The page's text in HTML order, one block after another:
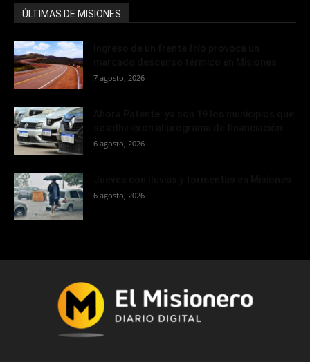
ÚLTIMAS DE MISIONES
7 agosto, 2026
6 agosto, 2026
6 agosto, 2026